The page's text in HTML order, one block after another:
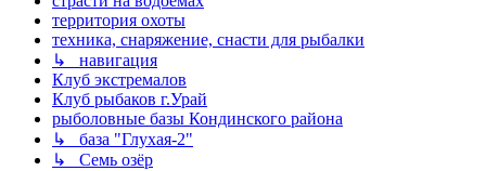
территория охоты
техника, снаряжение, снасти для рыбалки
↳ навигация
Клуб экстремалов
Клуб рыбаков г.Урай
рыболовные базы Кондинского района
↳ база "Глухая-2"
↳ Семь озёр